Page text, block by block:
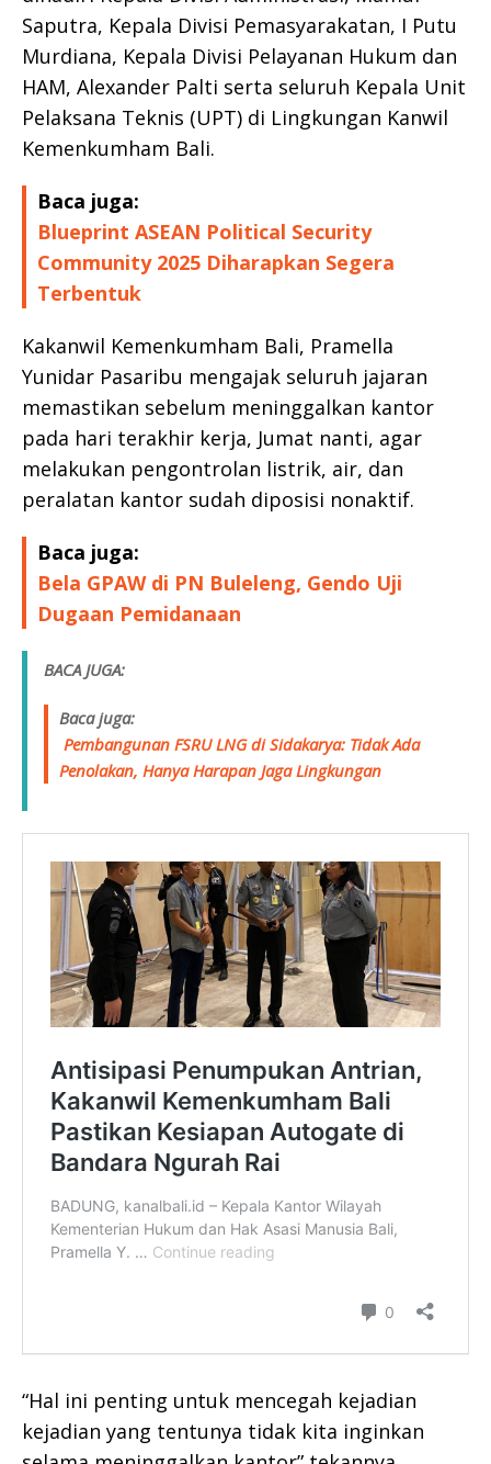
Saputra, Kepala Divisi Pemasyarakatan, I Putu
Murdiana, Kepala Divisi Pelayanan Hukum dan
HAM, Alexander Palti serta seluruh Kepala Unit
Pelaksana Teknis (UPT) di Lingkungan Kanwil
Kemenkumham Bali.
Baca juga:
Blueprint ASEAN Political Security
Community 2025 Diharapkan Segera
Terbentuk
Kakanwil Kemenkumham Bali, Pramella
Yunidar Pasaribu mengajak seluruh jajaran
memastikan sebelum meninggalkan kantor
pada hari terakhir kerja, Jumat nanti, agar
melakukan pengontrolan listrik, air, dan
peralatan kantor sudah diposisi nonaktif.
Baca juga:
Bela GPAW di PN Buleleng, Gendo Uji
Dugaan Pemidanaan
BACA JUGA:
Baca juga:
Pembangunan FSRU LNG di Sidakarya: Tidak Ada
Penolakan, Hanya Harapan Jaga Lingkungan
“Hal ini penting untuk mencegah kejadian
kejadian yang tentunya tidak kita inginkan